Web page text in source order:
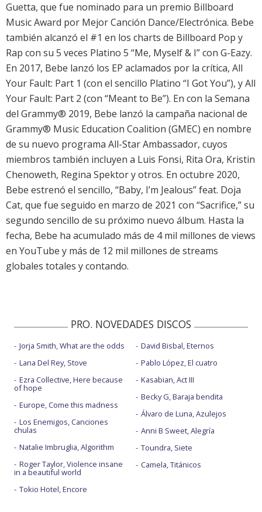
Guetta, que fue nominado para un premio Billboard
Music Award por Mejor Canción Dance/Electrónica. Bebe
también alcanzó el #1 en los charts de Billboard Pop y
Rap con su 5 veces Platino 5 “Me, Myself & I” con G-Eazy.
En 2017, Bebe lanzó los EP aclamados por la crítica, All
Your Fault: Part 1 (con el sencillo Platino “I Got You”), y All
Your Fault: Part 2 (con “Meant to Be”). En con la Semana
del Grammy® 2019, Bebe lanzó la campaña nacional de
Grammy® Music Education Coalition (GMEC) en nombre
de su nuevo programa All-Star Ambassador, cuyos
miembros también incluyen a Luis Fonsi, Rita Ora, Kristin
Chenoweth, Regina Spektor y otros. En octubre 2020,
Bebe estrenó el sencillo, “Baby, I’m Jealous” feat. Doja
Cat, que fue seguido en marzo de 2021 con “Sacrifice,” su
segundo sencillo de su próximo nuevo álbum. Hasta la
fecha, Bebe ha acumulado más de 4 mil millones de views
en YouTube y más de 12 mil millones de streams
globales totales y contando.
PRO. NOVEDADES DISCOS
Jorja Smith, What are the odds
Lana Del Rey, Stove
Ezra Collective, Here because
of hope
Europe, Come this madness
Los Enemigos, Canciones
chulas
Natalie Imbruglia, Algorithm
Roger Taylor, Violence insane
in a beautiful world
Tokio Hotel, Encore
David Bisbal, Eternos
Pablo López, El cuatro
Kasabian, Act III
Becky G, Baraja bendita
Álvaro de Luna, Azulejos
Anni B Sweet, Alegría
Toundra, Siete
Camela, Titánicos